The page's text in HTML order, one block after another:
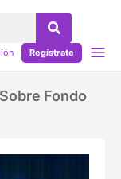
Regístrate
Fondo